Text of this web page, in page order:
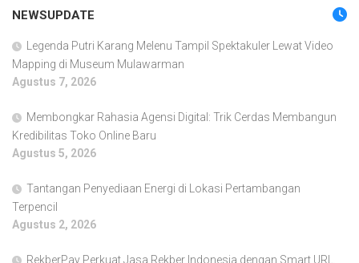
NEWSUPDATE
Legenda Putri Karang Melenu Tampil Spektakuler Lewat Video
Mapping di Museum Mulawarman
Agustus 7, 2026
Membongkar Rahasia Agensi Digital: Trik Cerdas Membangun
Kredibilitas Toko Online Baru
Agustus 5, 2026
Tantangan Penyediaan Energi di Lokasi Pertambangan
Terpencil
Agustus 2, 2026
RekberPay Perkuat Jasa Rekber Indonesia dengan Smart URL,